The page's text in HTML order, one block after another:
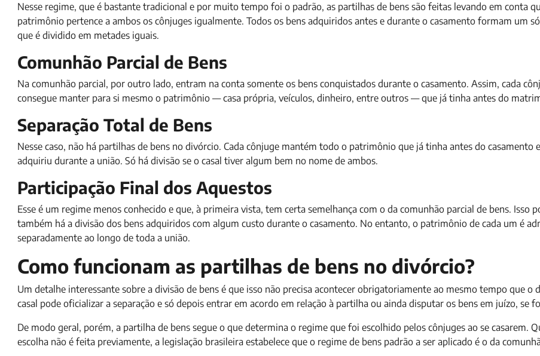
Nesse regime, que é bastante tradicional e por muito tempo foi o padrão, as partilhas de bens são feitas levando em conta
patrimônio pertence a ambos os cônjuges igualmente. Todos os bens adquiridos antes e durante o casamento formam um
que é dividido em metades iguais.
Comunhão Parcial de Bens
Na comunhão parcial, por outro lado, entram na conta somente os bens conquistados durante o casamento. Assim, cada
consegue manter para si mesmo o patrimônio — casa própria, veículos, dinheiro, entre outros — que já tinha antes do
Separação Total de Bens
Nesse caso, não há partilhas de bens no divórcio. Cada cônjuge mantém todo o patrimônio que já tinha antes do casamento
adquiriu durante a união. Só há divisão se o casal tiver algum bem no nome de ambos.
Participação Final dos Aquestos
Esse é um regime menos conhecido e que, à primeira vista, tem certa semelhança com o da comunhão parcial de bens. Isso
também há a divisão dos bens adquiridos com algum custo durante o casamento. No entanto, o patrimônio de cada um é
separadamente ao longo de toda a união.
Como funcionam as partilhas de bens no divórcio?
Um detalhe interessante sobre a divisão de bens é que isso não precisa acontecer obrigatoriamente ao mesmo tempo que o
casal pode oficializar a separação e só depois entrar em acordo em relação à partilha ou ainda disputar os bens em juízo, se
De modo geral, porém, a partilha de bens segue o que determina o regime que foi escolhido pelos cônjuges ao se casarem.
escolha não é feita previamente, a legislação brasileira estabelece que o regime de bens padrão a ser aplicado é o da